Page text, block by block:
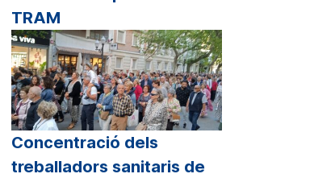
TRAM
Concentració dels
treballadors sanitaris de